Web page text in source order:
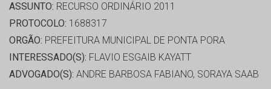
ASSUNTO: RECURSO ORDINÁRIO 2011
PROTOCOLO: 1688317
ORGÃO: PREFEITURA MUNICIPAL DE PONTA PORA
INTERESSADO(S): FLAVIO ESGAIB KAYATT
ADVOGADO(S): ANDRE BARBOSA FABIANO, SORAYA SAAB